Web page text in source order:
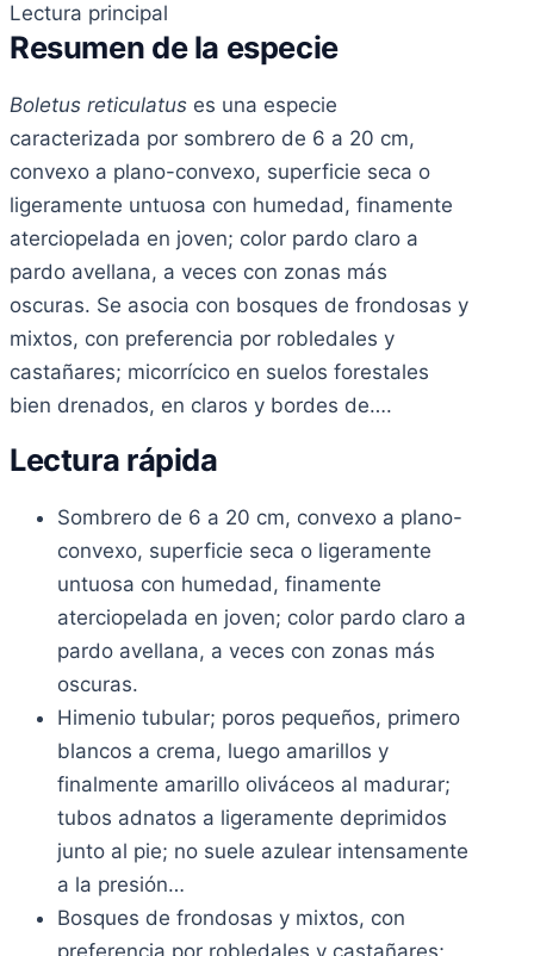
Lectura principal
Resumen de la especie
Boletus reticulatus es una especie
caracterizada por sombrero de 6 a 20 cm,
convexo a plano-convexo, superficie seca o
ligeramente untuosa con humedad, finamente
aterciopelada en joven; color pardo claro a
pardo avellana, a veces con zonas más
oscuras. Se asocia con bosques de frondosas y
mixtos, con preferencia por robledales y
castañares; micorrícico en suelos forestales
bien drenados, en claros y bordes de….
Lectura rápida
Sombrero de 6 a 20 cm, convexo a plano-
convexo, superficie seca o ligeramente
untuosa con humedad, finamente
aterciopelada en joven; color pardo claro a
pardo avellana, a veces con zonas más
oscuras.
Himenio tubular; poros pequeños, primero
blancos a crema, luego amarillos y
finalmente amarillo oliváceos al madurar;
tubos adnatos a ligeramente deprimidos
junto al pie; no suele azulear intensamente
a la presión…
Bosques de frondosas y mixtos, con